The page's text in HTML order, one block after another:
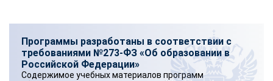
Программы разработаны в соответствии с
требованиями №273-ФЗ «Об образовании в
Российской Федерации»
Содержимое учебных материалов программ